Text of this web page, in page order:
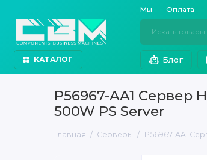
Мы Оплата
КАТАЛОГ Блог
P56967-AA1 Сервер
500W PS Server
Главная Серверы P56967-AA1